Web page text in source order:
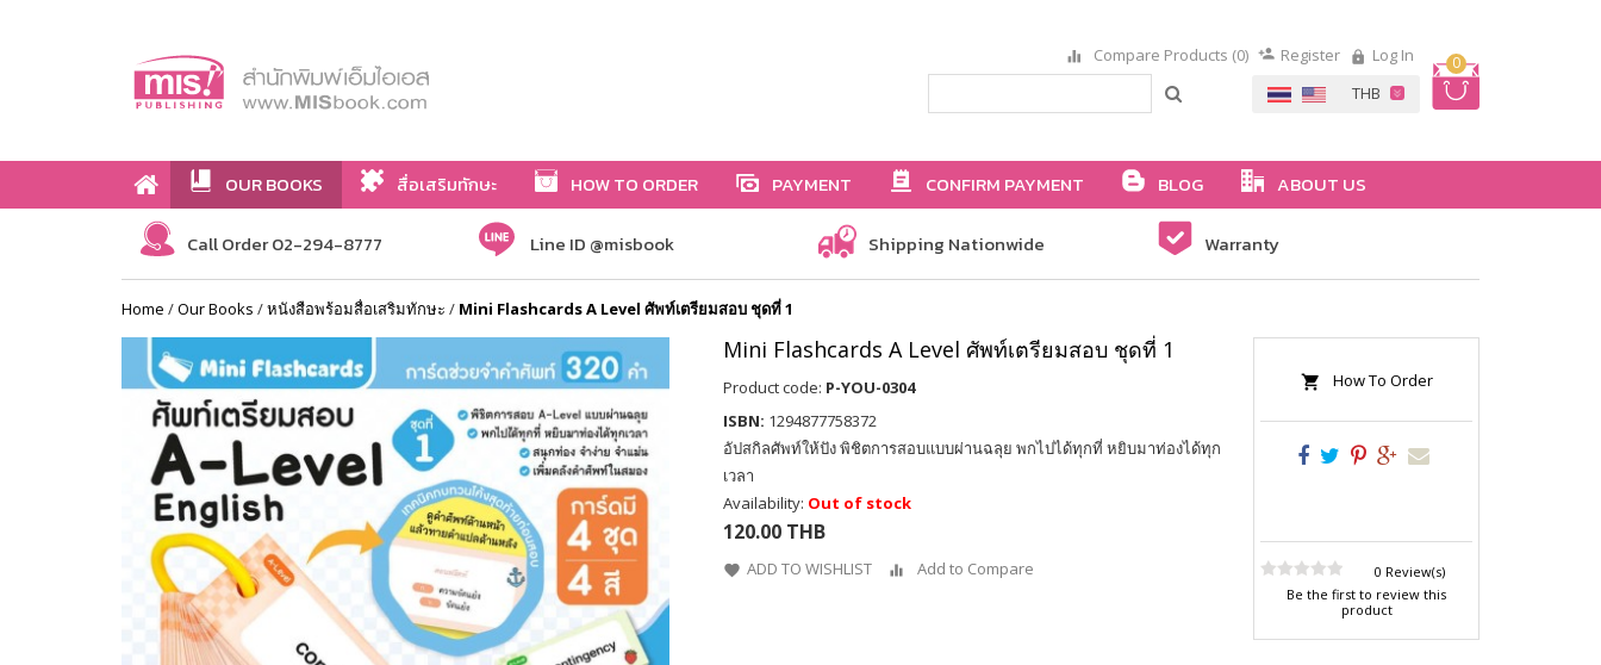
0
Compare Products (0) Register Log In
OUR BOOKS สื่อเสริมทักษะ HOW TO ORDER PAYMENT CONFIRM PAYMENT BLOG ABOUT US
Call Order 02-294-8777 Line ID @misbook Shipping Nationwide Warranty
Home /Our Books /หนังสือพร้อมสื่อเสริมทักษะ / Mini Flashcards A Level ศัพท์เตรียมสอบ ชุดที่ 1
Mini Flashcards A Level ศัพท์เตรียมสอบ ชุดที่ 1
Product code: P-YOU-0304
ISBN: 1294877758372
อัปสกิลศัพท์ให้ปัง พิชิตการสอบแบบผ่านฉลุย พกไปได้ทุกที่ หยิบมาท่องได้ทุก
เวลา
Availability: Out of stock
120.00 THB
ADD TO WISHLIST Add to Compare
How To Order
0 Review(s)
Be the first to review this
product